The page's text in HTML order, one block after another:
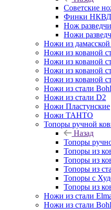
Советские
Финки НКВД
Нож
Ножи
Ножи из дамасской
Ножи из кованой
Ножи из кованой
Ножи из кованой
Ножи из кованой
Ножи из стали
Ножи из стали D2
Ножи Пластунские
Ножи ТАНТО
Топоры ручной
Назад
Топоры
Топоры из
Топоры из
Топоры из
Топоры с
Топоры из
Ножи из стали
Ножи из стали